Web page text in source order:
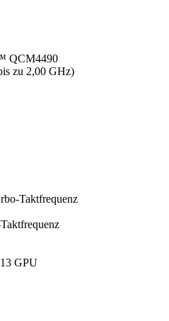
QCM4490
zu 2,00 GHz)
Taktfrequenz
GPU